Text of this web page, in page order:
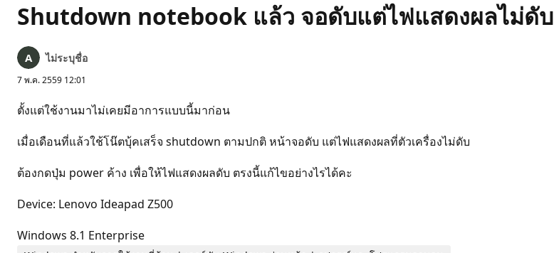
Shutdown notebook แล้ว จอดับแต่ไฟแสดงผลไม่ดับ
ไม่ระบุชื่อ
7 พ.ค. 2559 12:01
ตั้งแต่ใช้งานมาไม่เคยมีอาการแบบนี้มาก่อน
เมื่อเดือนที่แล้วใช้โน๊ตบุ้คเสร็จ shutdown ตามปกติ หน้าจอดับ แต่ไฟแสดงผลที่ตัวเครื่องไม่ดับ
ต้องกดปุ่ม power ค้าง เพื่อให้ไฟแสดงผลดับ ตรงนี้แก้ไขอย่างไรได้คะ
Device: Lenovo Ideapad Z500
Windows 8.1 Enterprise